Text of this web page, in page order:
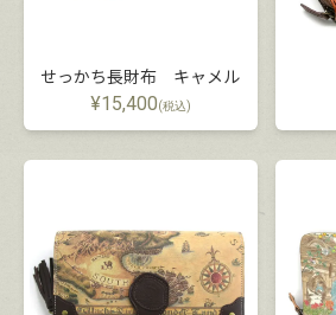
せっかち長財布 キャメル
¥15,400(税込)